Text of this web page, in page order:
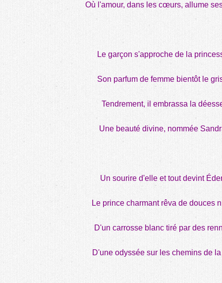
Où l'amour, dans les cœurs, allume
Le garçon s'approche de la
Son parfum de femme bientôt le
Tendrement, il embrassa la
Une beauté divine, nommée
Un sourire d'elle et tout devint
Le prince charmant rêva de douces
D'un carrosse blanc tiré par des
D'une odyssée sur les chemins de